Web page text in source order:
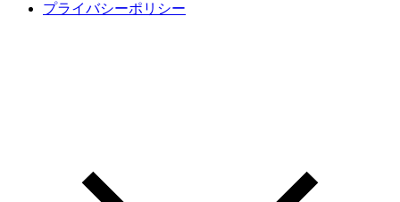
プライバシーポリシー